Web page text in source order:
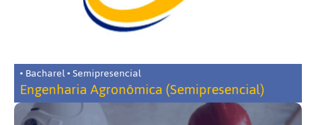
• Bacharel • Semipresencial
Engenharia Agronômica (Semipresencial)